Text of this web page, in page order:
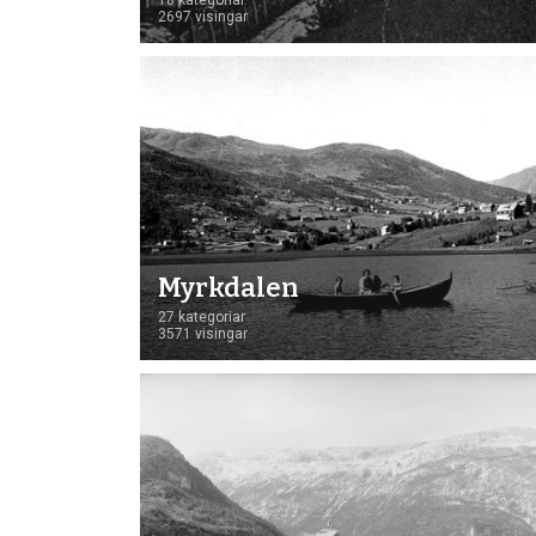
2697 visingar
Myrkdalen
27 kategoriar
3571 visingar